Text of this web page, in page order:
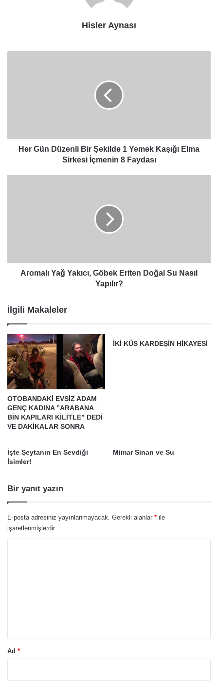
Hisler Aynası
Elma
SirkesiHer Gün Düzenli Bir Şekilde 1 Yemek Kaşığı Elma
Sirkesi İçmenin 8 Faydası
Yapılır?
Aromalı Yağ Yakıcı, Göbek Eriten Doğal Su Nasıl
Yapılır?
İlgili Makaleler
OTOBANDAKİ EVSİZ ADAM
GENÇ KADINA ”ARABANA
BİN KAPILARI KİLİTLE” DEDİ
VE DAKİKALAR SONRA
İKİ KÜS KARDEŞİN HİKAYESİ
İşte Şeytanın En Sevdiği
İsimler!
Mimar Sinan ve Su
Bir yanıt yazın
E-posta adresiniz yayınlanmayacak. Gerekli alanlar * ile
işaretlenmişlerdir
Ad *